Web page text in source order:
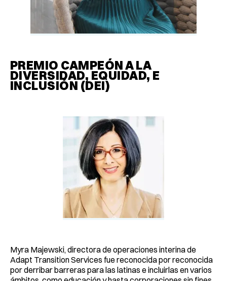
PREMIO CAMPEÓN A LA
DIVERSIDAD, EQUIDAD, E
INCLUSIÓN (DEI)
Myra Majewski, directora de operaciones interina de
Adapt Transition Services fue reconocida por reconocida
por derribar barreras para las latinas e incluirlas en varios